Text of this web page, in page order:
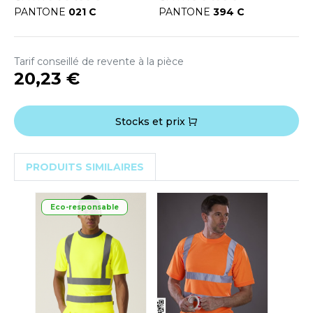
SHIRT
SHIRT
- BLOUSON
HOODS
T'S
SERIE
PANTONE 021 C
PANTONE 394 C
Tarif conseillé de revente à la pièce
20,23 €
Stocks et prix
PRODUITS SIMILAIRES
Eco-responsable